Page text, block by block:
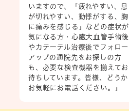
いますので、「疲れやすい、息
が切れやすい、動悸がする、胸
に痛みを感じる」などの症状が
気になる方・心臓大血管手術後
やカテーテル治療後でフォロー
アップの通院先をお探しの方
も、必要な検査機器を揃えてお
待ちしています。皆様、どうか
お気軽にお電話ください。」